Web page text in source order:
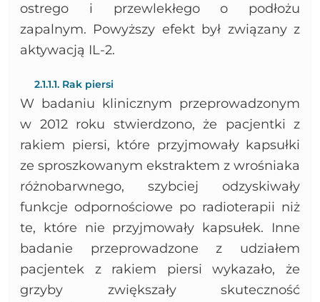
ostrego i przewlekłego o podłożu
zapalnym. Powyższy efekt był związany z
aktywacją IL-2.
2.1.1.1. Rak piersi
W badaniu klinicznym przeprowadzonym
w 2012 roku stwierdzono, że pacjentki z
rakiem piersi, które przyjmowały kapsułki
ze sproszkowanym ekstraktem z wrośniaka
różnobarwnego, szybciej odzyskiwały
funkcje odpornościowe po radioterapii niż
te, które nie przyjmowały kapsułek. Inne
badanie przeprowadzone z udziałem
pacjentek z rakiem piersi wykazało, że
grzyby zwiększały skuteczność